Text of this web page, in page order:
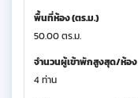
พื้นที่ห้อง (ตร.ม.)
50.00 ตร.ม.
จำนวนผู้เข้าพักสูงสุด/ห้อง
4 ท่าน